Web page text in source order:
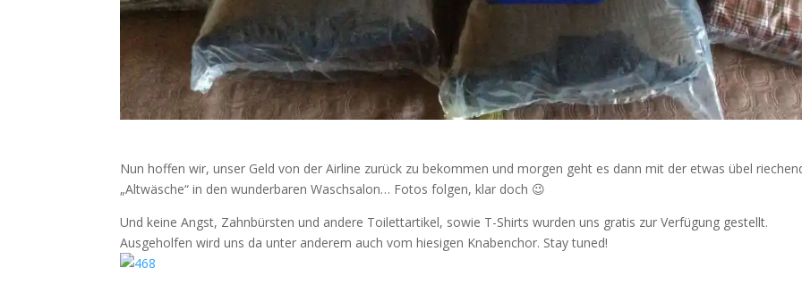
Nun hoffen wir, unser Geld von der Airline zurück zu bekommen und morgen geht es dann mit der etwas übel
„Altwäsche“ in den wunderbaren Waschsalon… Fotos folgen, klar doch 😉
Und keine Angst, Zahnbürsten und andere Toilettartikel, sowie T-Shirts wurden uns gratis zur Verfügung gestellt.
Ausgeholfen wird uns da unter anderem auch vom hiesigen Knabenchor. Stay tuned!